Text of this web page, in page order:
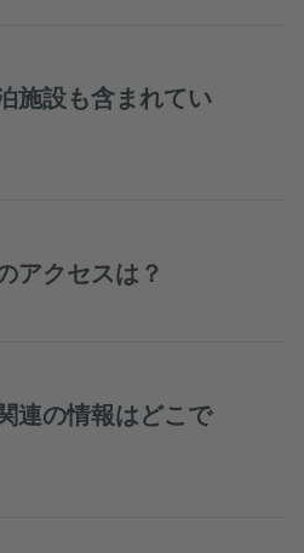
施設も含まれてい
アクセスは？
連の情報はどこで